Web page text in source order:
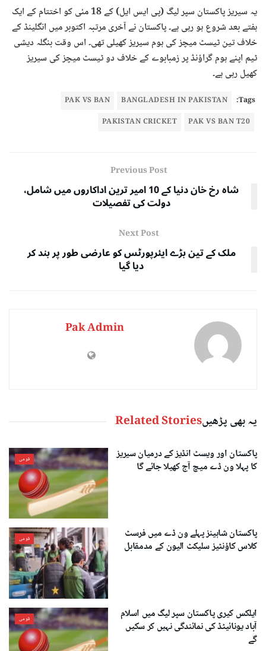
یہ سیریز پاکستان سپر لیگ (پی ایس ایل) کے 18 مئی کو اختتام کے ایک
ہفتے بعد شروع ہو رہی ہے۔ پاکستان نے آخری مرتبہ اکتوبر میں انگلینڈ کے
خلاف تین ٹیسٹ میچز کی ہوم سیریز کھیلی تھی۔ اس وقت بنگلہ دیشی
ٹیم اپنے ہوم گراؤنڈ پر زمبابوے کے خلاف دو ٹیسٹ میچز کی سیریز
کھیل رہی ہے۔
Tags:
BANGLADESH IN PAKISTAN
PAK VS BAN
PAK VS BAN T20
PAKISTAN CRICKET
Previous Post
شاہ رخ خان دنیا کے 10 امیر ترین اداکاروں میں شامل،
دولت کی تفصیلات
Next Post
ملک کے تین بڑے ایئرپورٹس کو عارضی طور پر بند کر
دیا گیا
Pak Admin
یہ بھی پڑھیںRelated Stories
قومی
پاکستان اور ویسٹ انڈیز کے درمیان سیریز
کا پہلا ون ڈے میچ آج کھیلا جائے گا
قومی
پاکستان شاہینز پہلے ون ڈے میں فرسٹ
کلاس کاؤنٹیز سلیکٹ الیون کے مدمقابل
قومی
ایلکس کیری پاکستان سپر لیگ میں اسلام
آباد یونائیٹڈ کی نمائندگی نہیں کر سکیں
گے